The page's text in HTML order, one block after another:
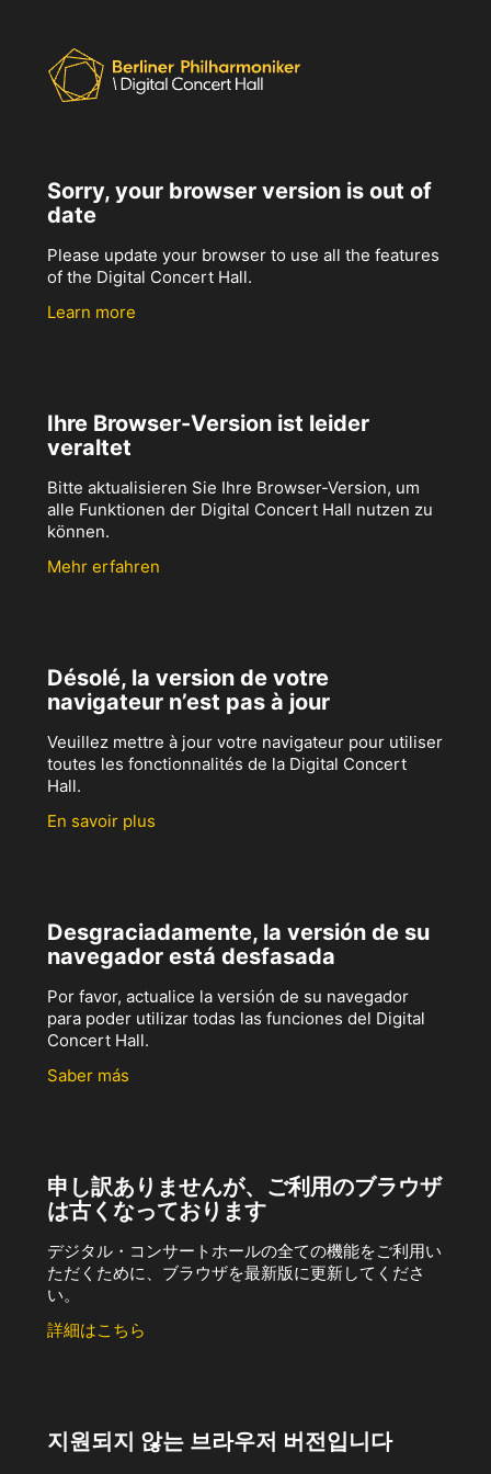
Sorry, your browser version is out of
date
Please update your browser to use all the features
of the Digital Concert Hall.
Learn more
Ihre Browser-Version ist leider
veraltet
Bitte aktualisieren Sie Ihre Browser-Version, um
alle Funktionen der Digital Concert Hall nutzen zu
können.
Mehr erfahren
Désolé, la version de votre
navigateur n’est pas à jour
Veuillez mettre à jour votre navigateur pour utiliser
toutes les fonctionnalités de la Digital Concert
Hall.
En savoir plus
Desgraciadamente, la versión de su
navegador está desfasada
Por favor, actualice la versión de su navegador
para poder utilizar todas las funciones del Digital
Concert Hall.
Saber más
申し訳ありませんが、ご利用のブラウザ
は古くなっております
デジタル・コンサートホールの全ての機能をご利用い
ただくために、ブラウザを最新版に更新してくださ
い。
詳細はこちら
지원되지 않는 브라우저 버전입니다